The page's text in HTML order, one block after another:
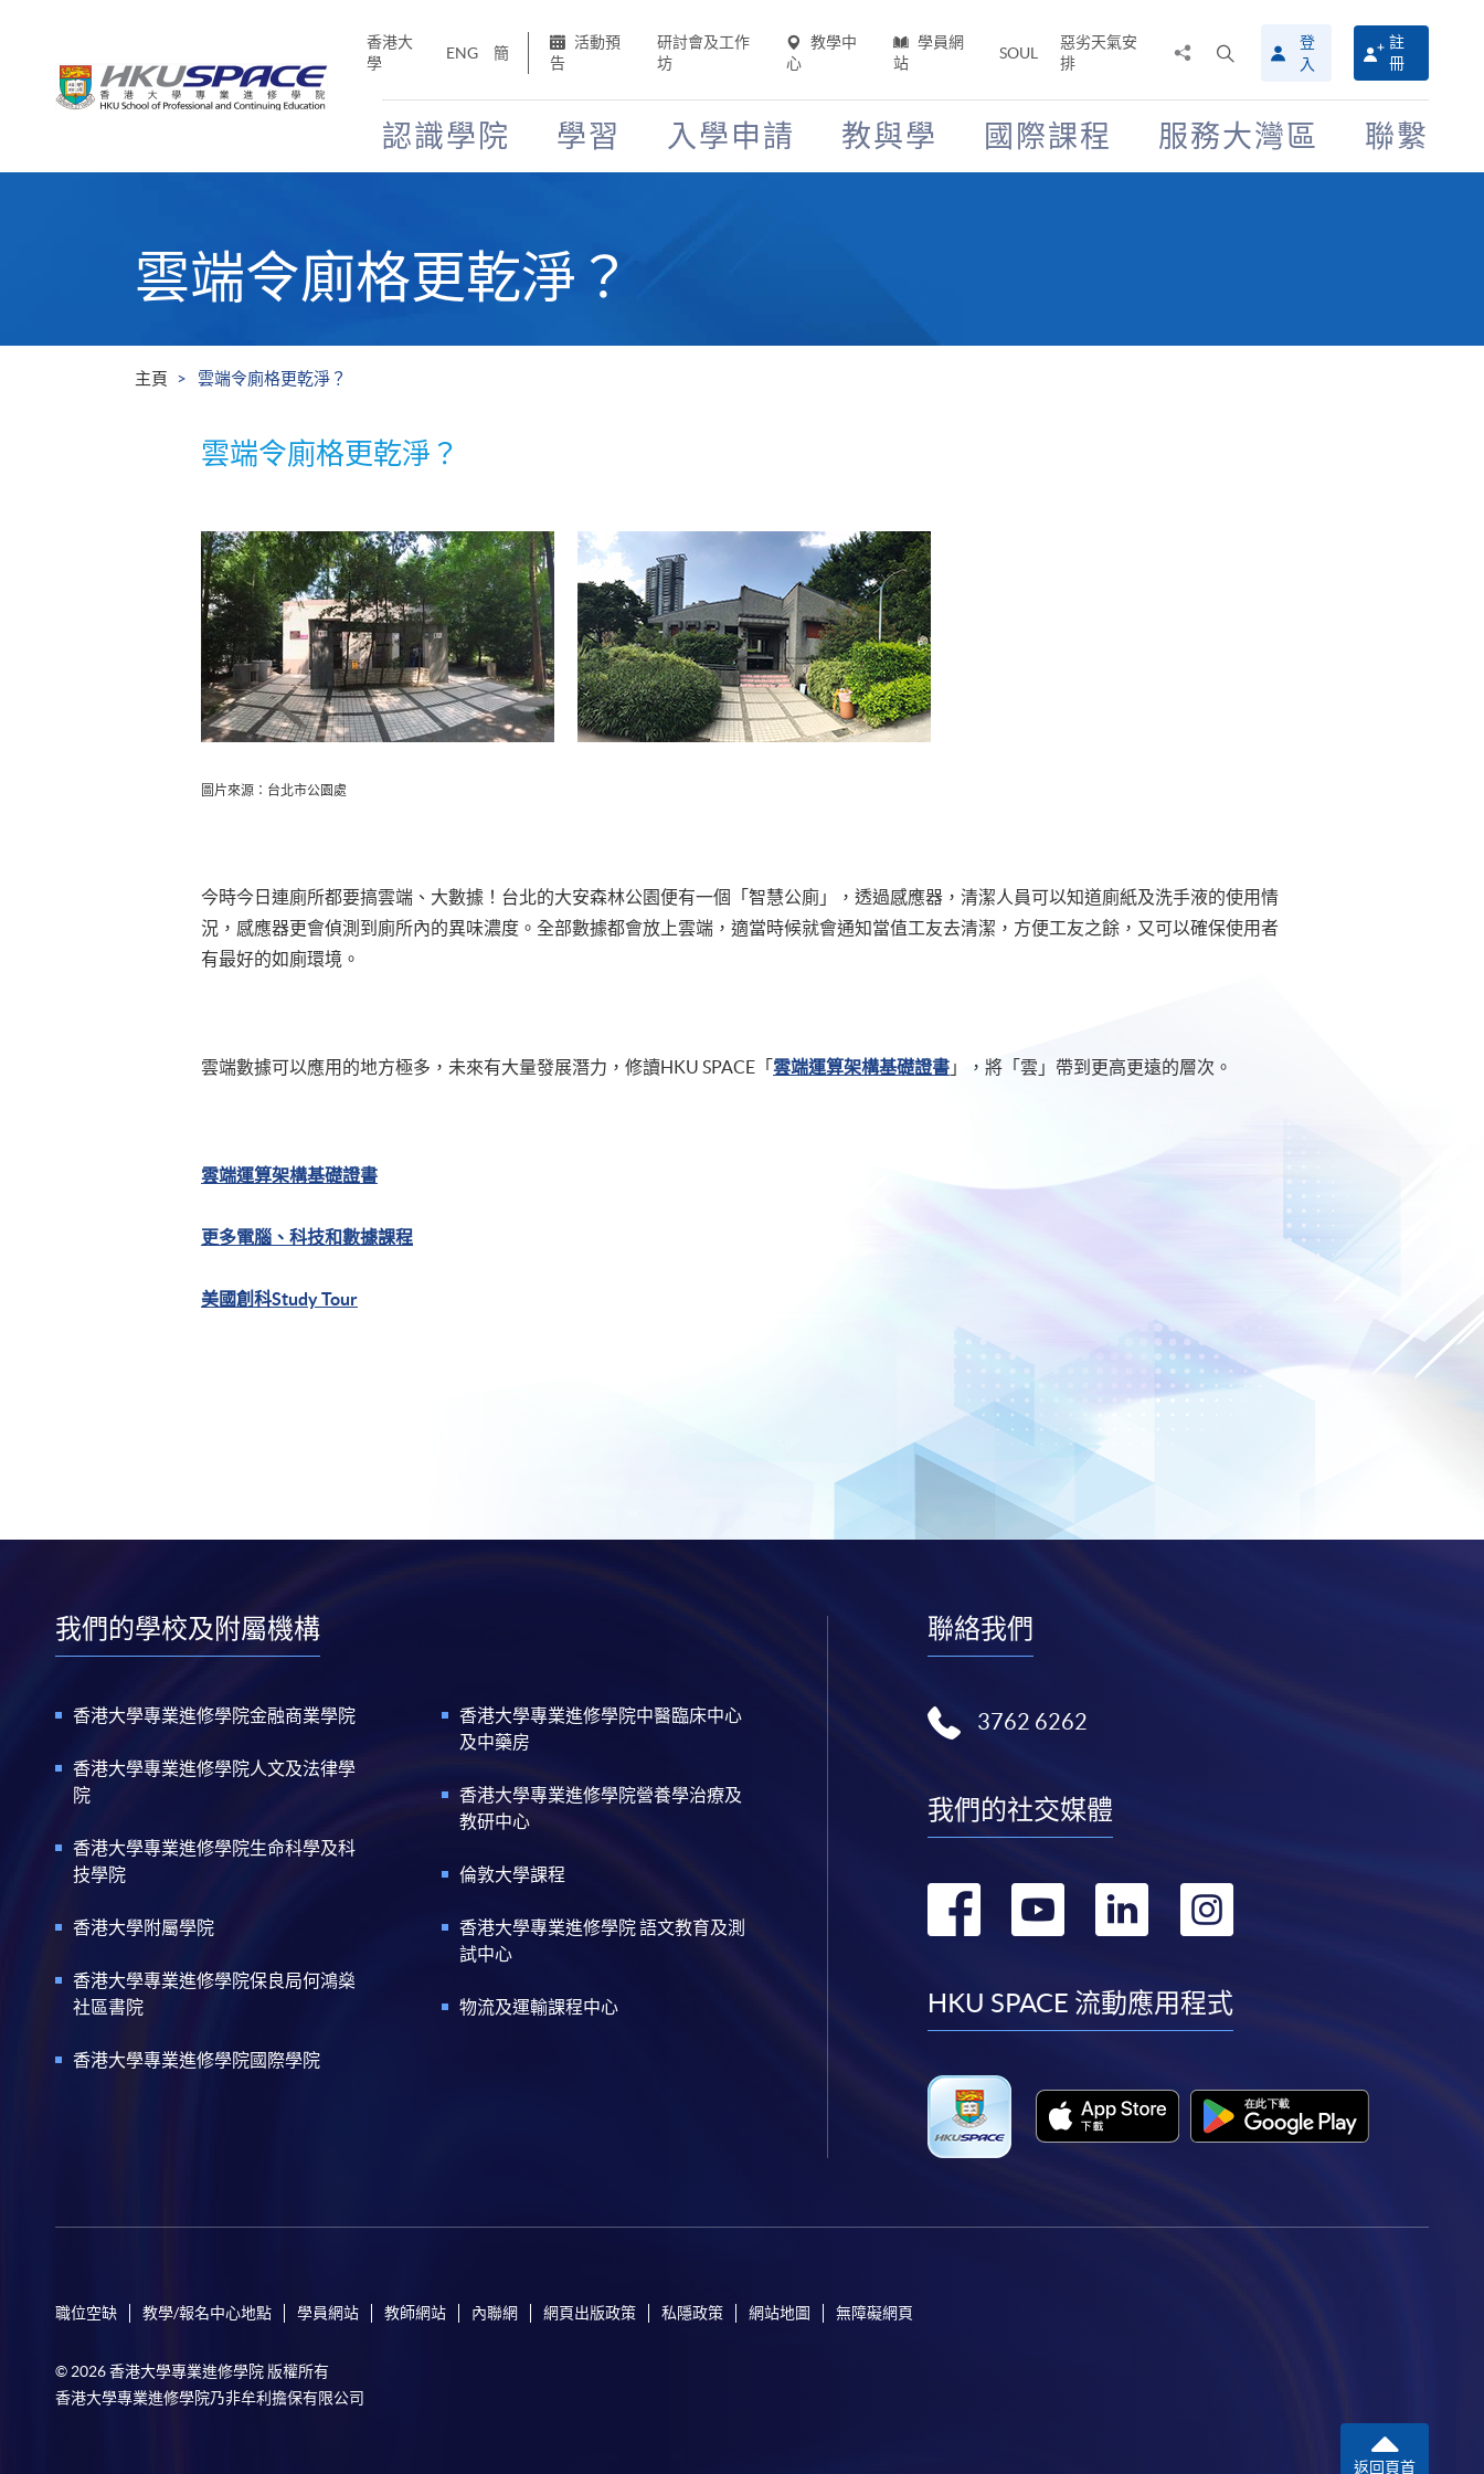
香港大
學
ENG 簡
活動預
告
研討會及工作
坊
教學中
心
學員網
站
SOUL
惡劣天氣安
排
搜
尋
介
面
登
入
註
冊
認識學院 學習 入學申請 教與學 國際課程 服務大灣區 聯繫
雲端令廁格更乾淨？
主頁 雲端令廁格更乾淨？
雲端令廁格更乾淨？
圖片來源：台北市公園處
今時今日連廁所都要搞雲端、大數據！台北的大安森林公園便有一個「智慧公廁」，透過感應器，清潔人員可以知道廁紙及洗手液的使用情
況，感應器更會偵測到廁所內的異味濃度。全部數據都會放上雲端，適當時候就會通知當值工友去清潔，方便工友之餘，又可以確保使用者
有最好的如廁環境。
雲端數據可以應用的地方極多，未來有大量發展潛力，修讀HKU SPACE「 雲端運算架構基礎證書 」，將「雲」帶到更高更遠的層次。
雲端運算架構基礎證書
更多電腦、科技和數據課程
美國創科Study Tour
我們的學校及附屬機構
香港大學專業進修學院金融商業學院
香港大學專業進修學院人文及法律學
院
香港大學專業進修學院生命科學及科
技學院
香港大學附屬學院
香港大學專業進修學院保良局何鴻燊
社區書院
香港大學專業進修學院國際學院
香港大學專業進修學院中醫臨床中心
及中藥房
香港大學專業進修學院營養學治療及
教研中心
倫敦大學課程
香港大學專業進修學院 語文教育及測
試中心
物流及運輸課程中心
聯絡我們
3762 6262
我們的社交媒體
轉
facebook
轉
youtube
轉
linkedin
轉
instagram
HKU SPACE 流動應用程式
職位空缺 教學/報名中心地點 學員網站 教師網站 內聯網 網頁出版政策 私隱政策 網站地圖 無障礙網頁
© 2026 香港大學專業進修學院 版權所有
香港大學專業進修學院乃非牟利擔保有限公司
返回頁首